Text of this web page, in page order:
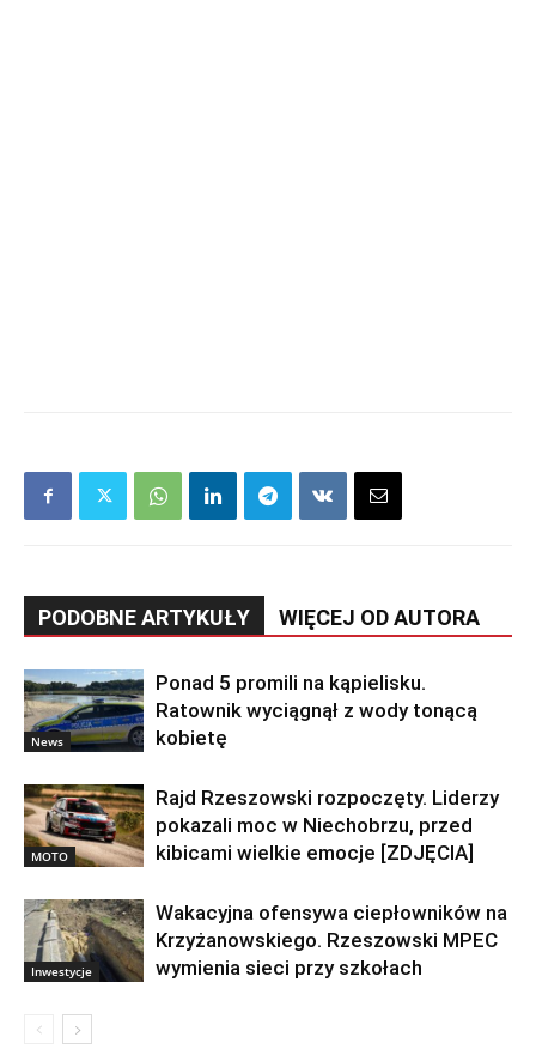
PODOBNE ARTYKUŁY WIĘCEJ OD AUTORA
News
Ponad 5 promili na kąpielisku.
Ratownik wyciągnął z wody tonącą
kobietę
MOTO
Rajd Rzeszowski rozpoczęty. Liderzy
pokazali moc w Niechobrzu, przed
kibicami wielkie emocje [ZDJĘCIA]
Inwestycje
Wakacyjna ofensywa ciepłowników na
Krzyżanowskiego. Rzeszowski MPEC
wymienia sieci przy szkołach